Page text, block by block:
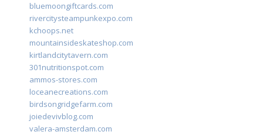
bluemoongiftcards.com
rivercitysteampunkexpo.com
kchoops.net
mountainsideskateshop.com
kirtlandcitytavern.com
301nutritionspot.com
ammos-stores.com
loceanecreations.com
birdsongridgefarm.com
joiedevivblog.com
valera-amsterdam.com